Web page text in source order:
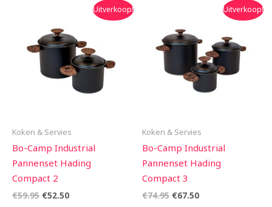
Uitverkoop!
Koken & Servies
Bo-Camp Industrial
Pannenset Hading
Compact 2
€59.95
Oorspronkelijke
was:
€59.95.
€52.50
Huidige
€52.50.
Uitverkoop!
Koken & Servies
Bo-Camp Industrial
Pannenset Hading
Compact 3
€74.95
Oorspronkelijke
was:
€74.95.
€67.50
Huidige
€67.50.